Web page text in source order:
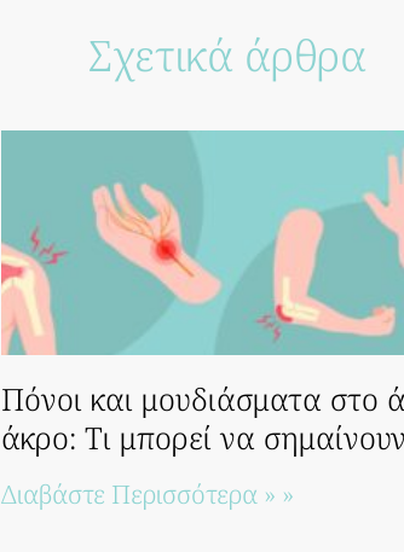
Σχετικά άρθρα
Πόνοι και μουδιάσματα στο
άκρο: Τι μπορεί να
Διαβάστε Περισσότερα » »